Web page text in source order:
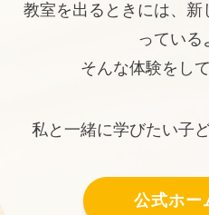
教室を出るときには、
っている
そんな体験をし
私と一緒に学びたい子
公式ホー